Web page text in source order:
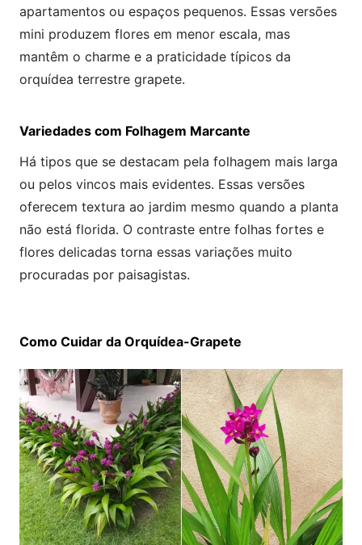
apartamentos ou espaços pequenos. Essas versões
mini produzem flores em menor escala, mas
mantêm o charme e a praticidade típicos da
orquídea terrestre grapete.
Variedades com Folhagem Marcante
Há tipos que se destacam pela folhagem mais larga
ou pelos vincos mais evidentes. Essas versões
oferecem textura ao jardim mesmo quando a planta
não está florida. O contraste entre folhas fortes e
flores delicadas torna essas variações muito
procuradas por paisagistas.
Como Cuidar da Orquídea-Grapete